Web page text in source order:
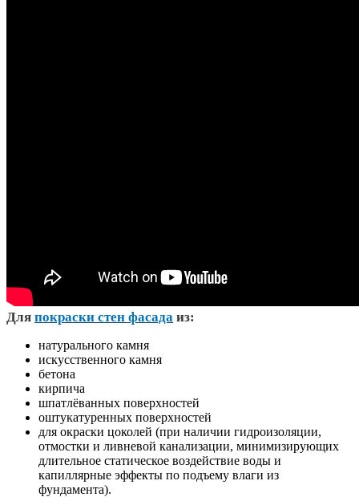
Для покраски стен фасада из:
натурального камня
искусственного камня
бетона
кирпича
шпатлёванных поверхностей
оштукатуренных поверхностей
для окраски цоколей (при наличии гидроизоляции,
отмостки и ливневой канализации, минимизирующих
длительное статическое воздействие воды и
капиллярные эффекты по подъему влаги из
фундамента).